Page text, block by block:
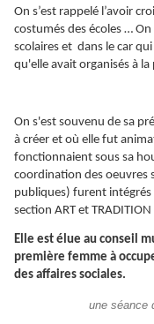
On s’est rappelé l’avoir
costumés des écoles …
scolaires et dans le car
qu'elle avait organisés à la
On s'est souvenu de sa
à créer et où elle fut
fonctionnaient sous sa
coordination des oeuvres
publiques) furent intégrés
section ART et
Elle est élue au conseil
première femme à
des affaires sociales.
une séance